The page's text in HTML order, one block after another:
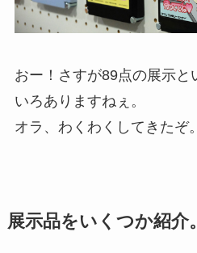
おー！さすが89点の展示と
いろありますねぇ。
オラ、わくわくしてきたぞ。
展示品をいくつか紹介。